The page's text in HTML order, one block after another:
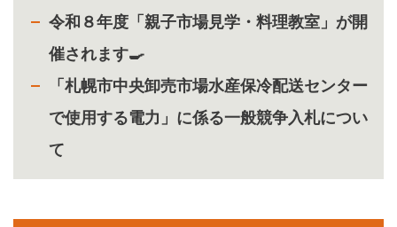
令和８年度「親子市場見学・料理教室」が開
催されます🍳
「札幌市中央卸売市場水産保冷配送センター
で使用する電力」に係る一般競争入札につい
て